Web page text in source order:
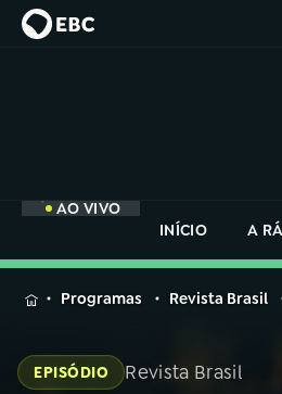
AO VIVO
INÍCIO
A
MENU
na
Rádio
Programas Revista Brasil
EPISÓDIO Revista Brasil